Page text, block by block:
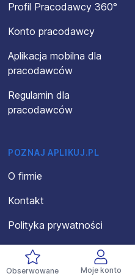
Obserwowane Moje konto
Profil Pracodawcy 360°
Konto pracodawcy
Aplikacja mobilna dla
pracodawców
Regulamin dla
pracodawców
POZNAJ APLIKUJ.PL
O firmie
Kontakt
Polityka prywatności
Organizacja wydarzeń
Aplikuj Check